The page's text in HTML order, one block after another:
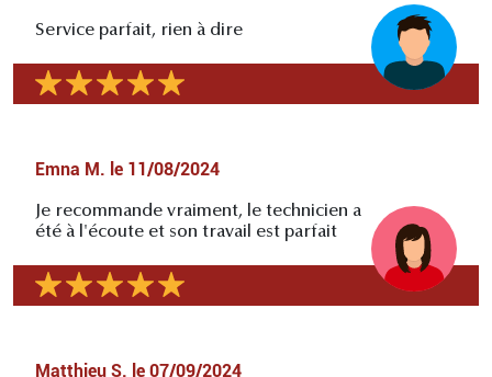
Service parfait, rien à dire
Emna M. le 11/08/2024
Je recommande vraiment, le technicien a
été à l'écoute et son travail est parfait
Matthieu S. le 07/09/2024